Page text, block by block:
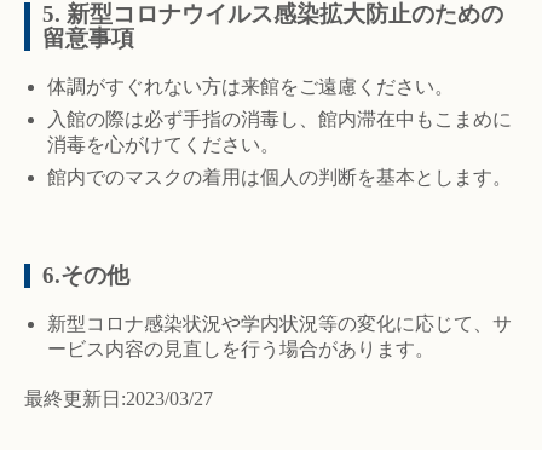
5. 新型コロナウイルス感染拡大防止のための
留意事項
体調がすぐれない方は来館をご遠慮ください。
入館の際は必ず手指の消毒し、館内滞在中もこまめに
消毒を心がけてください。
館内でのマスクの着用は個人の判断を基本とします。
6.その他
新型コロナ感染状況や学内状況等の変化に応じて、サ
ービス内容の見直しを行う場合があります。
最終更新日:2023/03/27